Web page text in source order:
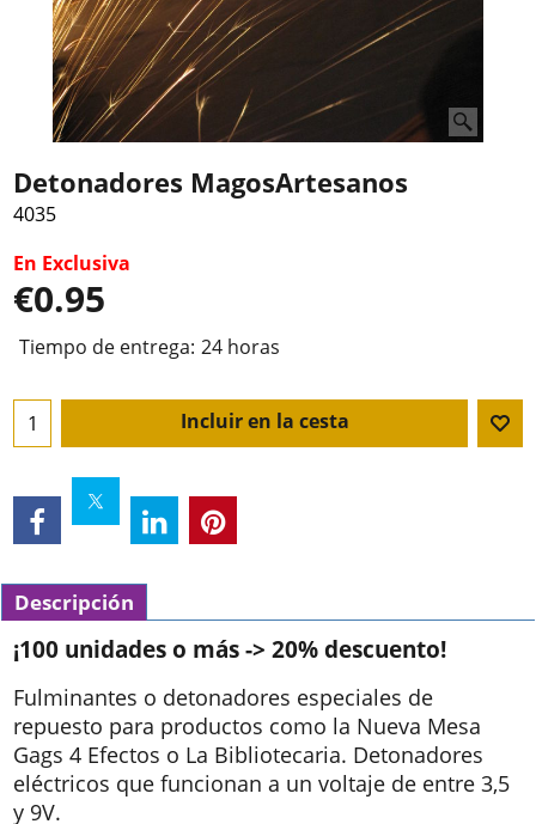
Detonadores MagosArtesanos
4035
En Exclusiva
€0.95
Tiempo de entrega: 24 horas
Incluir en la cesta
Descripción
¡100 unidades o más -> 20% descuento!
Fulminantes o detonadores especiales de
repuesto para productos como la Nueva Mesa
Gags 4 Efectos o La Bibliotecaria. Detonadores
eléctricos que funcionan a un voltaje de entre 3,5
y 9V.